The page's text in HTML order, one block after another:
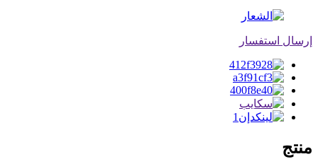
إرسال استفسار
منتج